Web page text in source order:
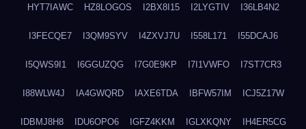
HYT7IAWC HZ8LOGOS I2BX8I15 I2LYGTIV I36LB4N2
I3FECQE7 I3QM9SYV I4ZXVJ7U I558L171 I55DCAJ6
I5QWS9I1 I6GGUZQG I7G0E9KP I7I1VWFO I7ST7CR3
I88WLW4J IA4GWQRD IAXE6TDA IBFW57IM ICJ5Z17W
IDBMJ8H8 IDU6OPO6 IGFZ4KKM IGLXKQNY IH4ER5CG